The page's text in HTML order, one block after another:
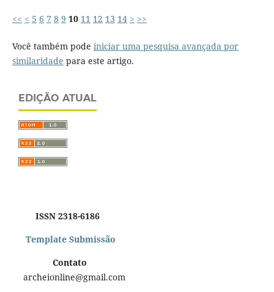
<< < 5 6 7 8 9 10 11 12 13 14 > >>
Você também pode iniciar uma pesquisa avançada por
similaridade para este artigo.
EDIÇÃO ATUAL
ISSN 2318-6186
Template Submissão
Contato
archeionline@gmail.com